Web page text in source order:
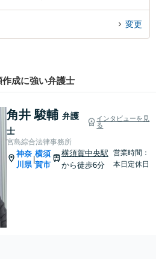
変更
成に強い弁護士
角井 駿輔 弁護
士
インタビューを見
る
宮島綜合法律事務所
神奈
川県
横須
賀市
横須賀中央駅
から徒歩6分
営業時間：
本日定休日